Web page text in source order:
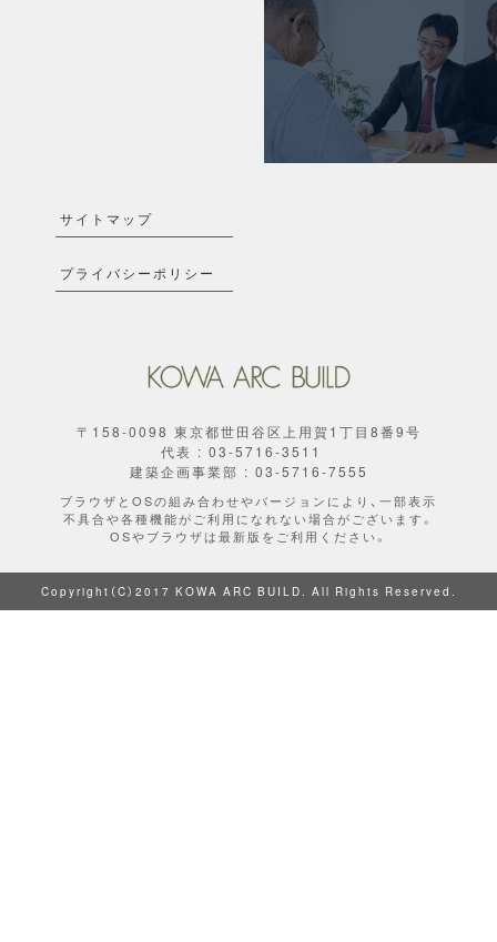
サイトマップ
プライバシーポリシー
〒158-0098 東京都世田谷区上用賀1丁目8番9号
代表 : 03-5716-3511
建築企画事業部 : 03-5716-7555
ブラウザとOSの組み合わせやバージョンにより、一部表示
不具合や各種機能がご利用になれない場合がございます。
OSやブラウザは最新版をご利用ください。
Copyright（C）2017 KOWA ARC BUILD. All Rights Reserved.